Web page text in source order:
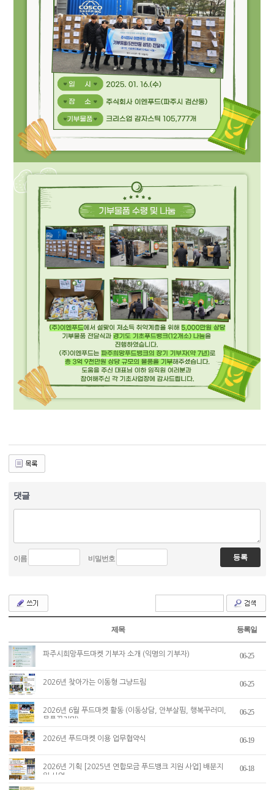
댓글
이름 비밀번호
제목 등록일
파주시희망푸드마켓 기부자 소개 (익명의 기부자) 06-25
2026년 찾아가는 이동형 그냥드림 06-25
2026년 6월 푸드마켓 활동 (이동상담, 안부살핌, 행복꾸러미,
물품꾸러미)
06-25
2026년 푸드마켓 이용 업무협약식 06-19
2026년 기획 [2025년 연합모금 푸드뱅크 지원 사업] 배분지
원 사업
06-18